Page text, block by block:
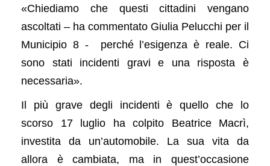
«Chiediamo che questi cittadini vengano
ascoltati – ha commentato Giulia Pelucchi per il
Municipio 8 - perché l’esigenza è reale. Ci
sono stati incidenti gravi e una risposta è
necessaria».
Il più grave degli incidenti è quello che lo
scorso 17 luglio ha colpito Beatrice Macrì,
investita da un’automobile. La sua vita da
allora è cambiata, ma in quest’occasione